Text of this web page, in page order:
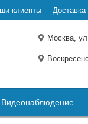
клиенты Доставка
Москва,
Видеонаблюдение